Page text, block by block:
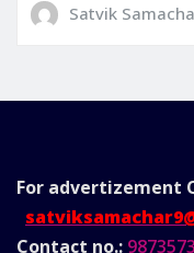
Satvik
For advertizement
Contact no.: